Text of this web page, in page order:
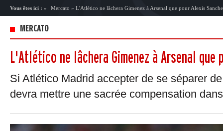
Vous êtes ici : » Mercato » L'Atlético ne lâchera Gimenez à Arsenal que pour Alexis
MERCATO
L'Atlético ne lâchera Gimenez à Arsenal que
Si Atlético Madrid accepter de se séparer
devra mettre une sacrée compensation